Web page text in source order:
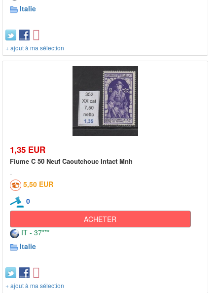
Italie
+ ajout à ma sélection
1,35 EUR
Fiume C 50 Neuf Caoutchouc Intact Mnh
5,50 EUR
0
ACHETER
IT - 37***
Italie
+ ajout à ma sélection